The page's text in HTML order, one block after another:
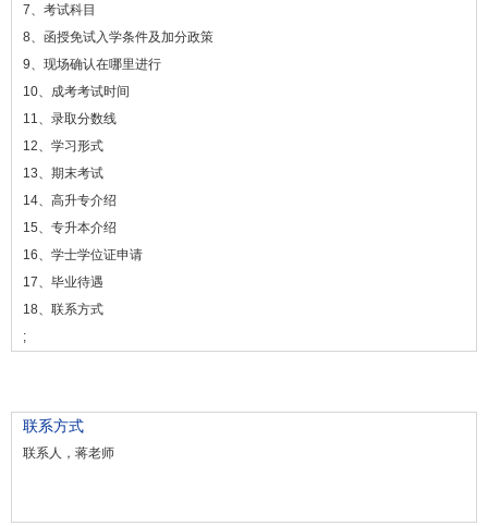
7、考试科目
8、函授免试入学条件及加分政策
9、现场确认在哪里进行
10、成考考试时间
11、录取分数线
12、学习形式
13、期末考试
14、高升专介绍
15、专升本介绍
16、学士学位证申请
17、毕业待遇
18、联系方式
;
联系方式
联系人，蒋老师